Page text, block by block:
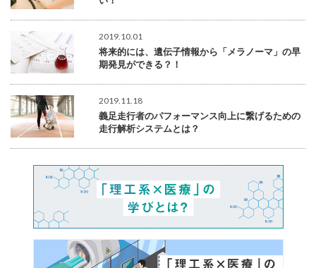
2019.10.01
将来的には、遺伝子情報から「メラノーマ」の早
期発見ができる？！
2019.11.18
義足走行者のパフォーマンス向上に繋げるための
走行解析システムとは？